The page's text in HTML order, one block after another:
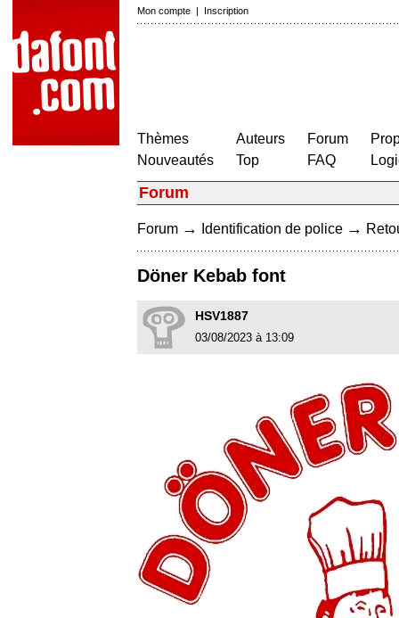
Mon compte | Inscription
Thèmes
Nouveautés
Auteurs
Top
Forum
FAQ
Forum
Forum → Identification de police →
Döner Kebab font
HSV1887
03/08/2023 à 13:09